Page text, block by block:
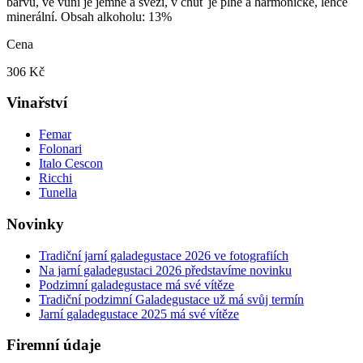
minerální. Obsah alkoholu: 13%
Cena
306 Kč
Vinařství
Femar
Folonari
Italo Cescon
Ricchi
Tunella
Novinky
Tradiční jarní galadegustace 2026 ve fotografiích
Na jarní galadegustaci 2026 představíme novinku
Podzimní galadegustace má své vítěze
Tradiční podzimní Galadegustace už má svůj termín
Jarní galadegustace 2025 má své vítěze
Firemní údaje